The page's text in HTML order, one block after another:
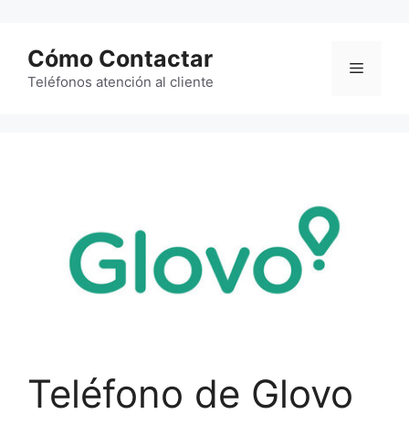
contenido
Cómo Contactar
Teléfonos atención al cliente
Menú
Teléfono de Glovo